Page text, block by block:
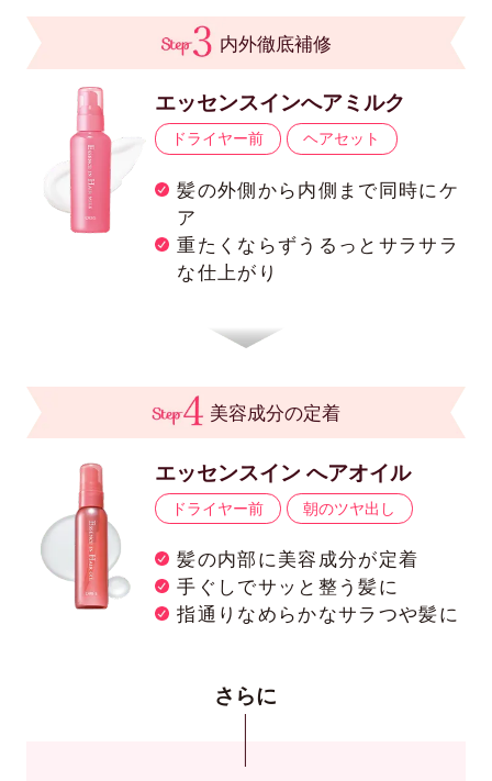
内外徹底補修
エッセンスインへアミルク
ドライヤー前 ヘアセット
髪の外側から内側まで同時にケ
ア
重たくならずうるっとサラサラ
な仕上がり
美容成分の定着
エッセンスイン へアオイル
ドライヤー前 朝のツヤ出し
髪の内部に美容成分が定着
手ぐしでサッと整う髪に
指通りなめらかなサラつや髪に
さらに